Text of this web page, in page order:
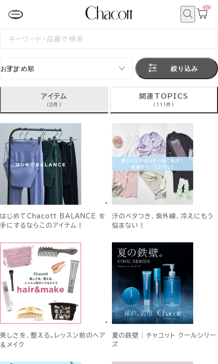
カ
0
検
絞り込み
アイテム
(8件)
関連TOPICS
(111件)
はじめてChacott BALANCE を
手にするならこのアイテム！
汗のベタつき、紫外線、冷えにもう
悩まない！
美しさを、整える。レッスン前のヘア
＆メイク
夏の鉄壁│チャコット クールシリー
ズ